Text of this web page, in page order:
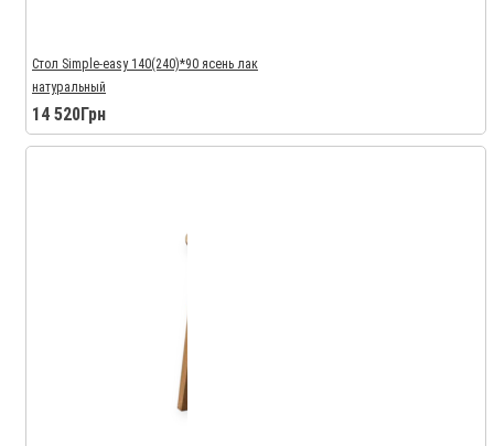
Стол Simple-easy 140(240)*90 ясень лак
натуральный
14 520Грн